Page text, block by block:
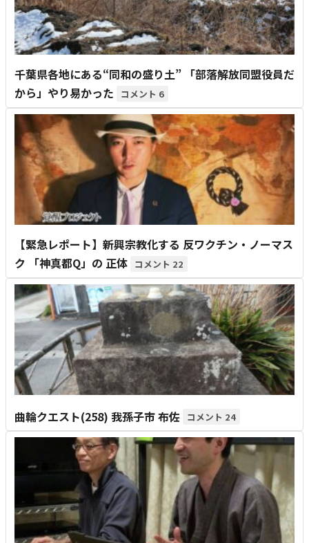
千葉県各地にある“同和の盛り土” 「部落解放同盟役員だ
から」やり易かった
6
【緊急レポート】新興宗教化する 反ワクチン・ノーマス
ク 「神真都Q」の 正体
22
曲輪クエスト(258) 我孫子市 布佐 24